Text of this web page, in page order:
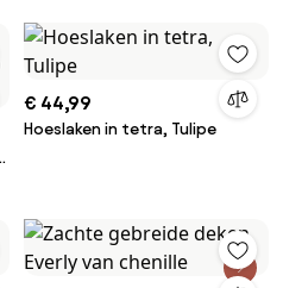
€ 44,99
Hoeslaken in tetra, Tulipe